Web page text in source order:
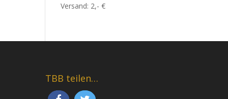
Versand: 2,- €
TBB teilen…